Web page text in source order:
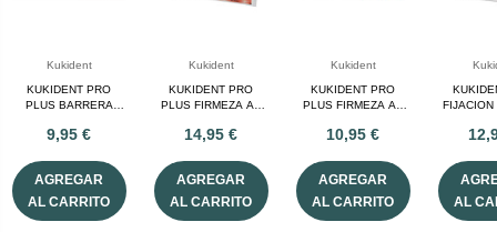
Kukident
KUKIDENT PRO
PLUS BARRERA
SIN SABOR
9,95 €
AGREGAR
AL CARRITO
Kukident
KUKIDENT PRO
PLUS FIRMEZA AL
SABOR
14,95 €
AGREGAR
AL CARRITO
Kukident
KUKIDENT PRO
PLUS FIRMEZA AL
SABOR
10,95 €
AGREGAR
AL CARRITO
FIJACION
AL